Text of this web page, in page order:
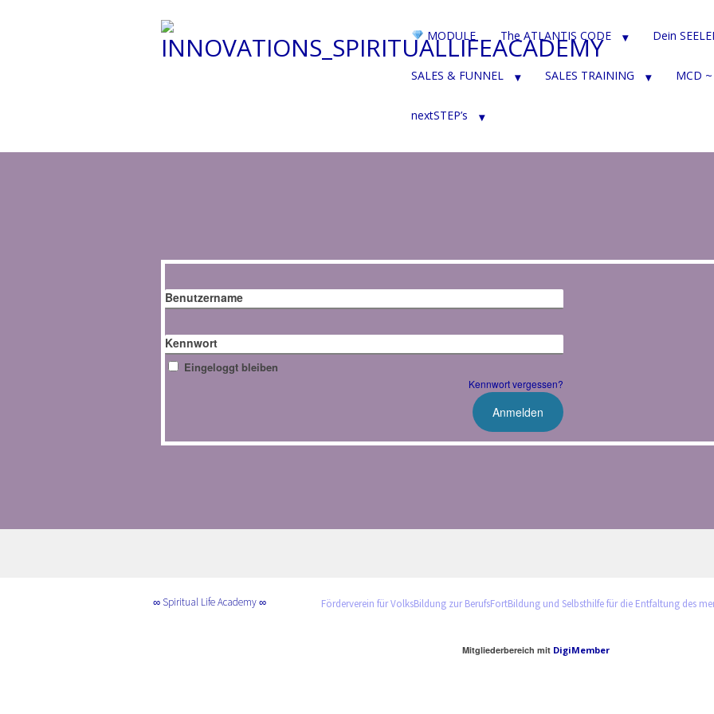
MODULE The ATLANTIS CODE Dein
SALES & FUNNEL SALES TRAINING MCD
nextSTEP’s
Benutzername
Kennwort
Eingeloggt bleiben
Kennwort vergessen?
Förderverein für VolksBildung zur BerufsFortBildung und Selbsthilfe für die Entfaltung des
∞ Spiritual Life Academy ∞
Mitgliederbereich mit DigiMember